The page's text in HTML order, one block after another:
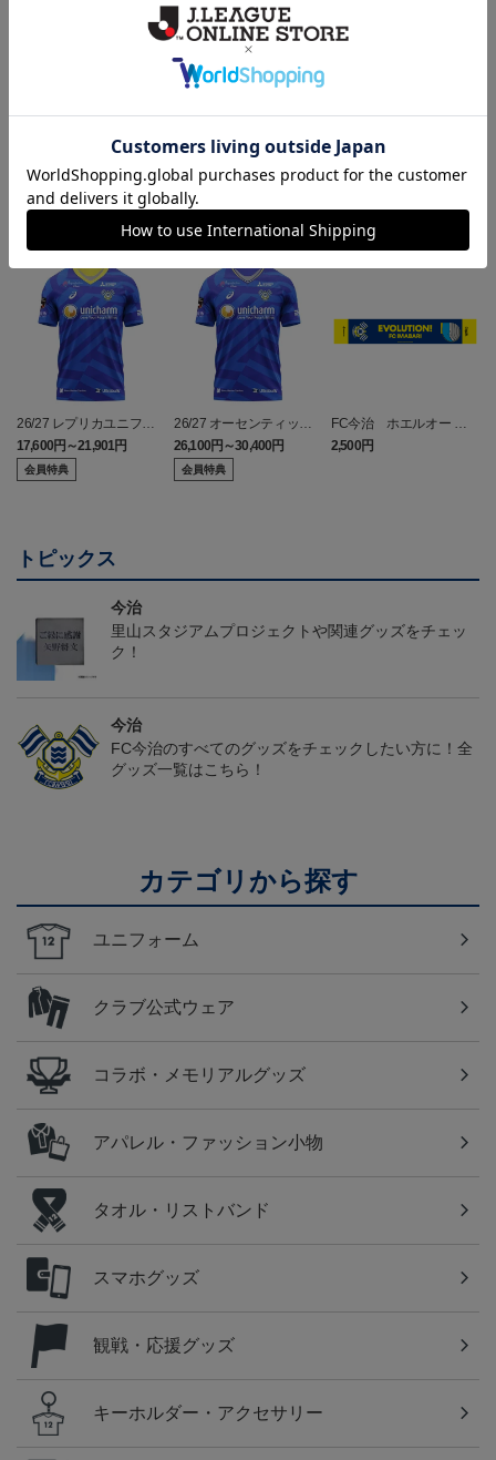
ヘルプページ
ランキング
26/27 レプリカユニフォ
ーム(FP1st)
17,600円～21,901円
会員特典
26/27 オーセンティック
ユニフォーム(FP1st)
26,100円～30,400円
会員特典
NEW
FC今治 ホエルオー タ
オルマフラー
2,500円
トピックス
今治
里山スタジアムプロジェクトや関連グッズをチェッ
ク！
今治
FC今治のすべてのグッズをチェックしたい方に！全
グッズ一覧はこちら！
カテゴリから探す
ユニフォーム
クラブ公式ウェア
コラボ・メモリアルグッズ
アパレル・ファッション小物
タオル・リストバンド
スマホグッズ
観戦・応援グッズ
キーホルダー・アクセサリー